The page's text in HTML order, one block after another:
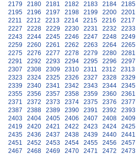
2179
2180 2181 2182 2183 2184 2185
2195
2196 2197 2198 2199 2200 2201
2211
2212 2213 2214 2215 2216 2217
2227
2228 2229 2230 2231 2232 2233
2243
2244 2245 2246 2247 2248 2249
2259
2260 2261 2262 2263 2264 2265
2275
2276 2277 2278 2279 2280 2281
2291
2292 2293 2294 2295 2296 2297
2307
2308 2309 2310 2311 2312 2313
2323
2324 2325 2326 2327 2328 2329
2339
2340 2341 2342 2343 2344 2345
2355
2356 2357 2358 2359 2360 2361
2371
2372 2373 2374 2375 2376 2377
2387
2388 2389 2390 2391 2392 2393
2403
2404 2405 2406 2407 2408 2409
2419
2420 2421 2422 2423 2424 2425
2435
2436 2437 2438 2439 2440 2441
2451
2452 2453 2454 2455 2456 2457
2467
2468 2469 2470 2471 2472 2473